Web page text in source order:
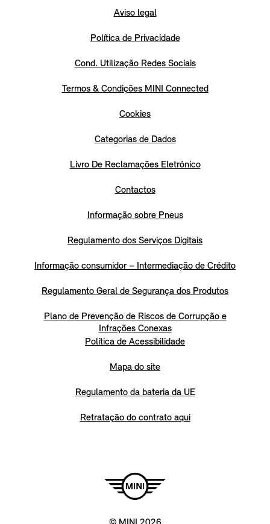
Aviso legal
Política de Privacidade
Cond. Utilização Redes Sociais
Termos & Condições MINI Connected
Cookies
Categorias de Dados
Livro De Reclamações Eletrónico
Contactos
Informação sobre Pneus
Regulamento dos Serviços Digitais
Informação consumidor – Intermediação de Crédito
Regulamento Geral de Segurança dos Produtos
Plano de Prevenção de Riscos de Corrupção e
Infrações Conexas
Política de Acessibilidade
Mapa do site
Regulamento da bateria da UE
Retratação do contrato aqui